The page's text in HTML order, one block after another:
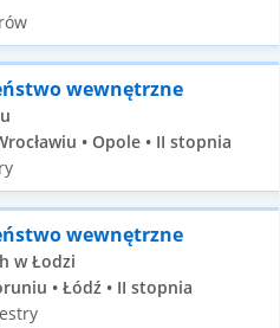
wewnętrzne
• Opole • II stopnia
wewnętrzne
w Łodzi
• Łódź • II stopnia